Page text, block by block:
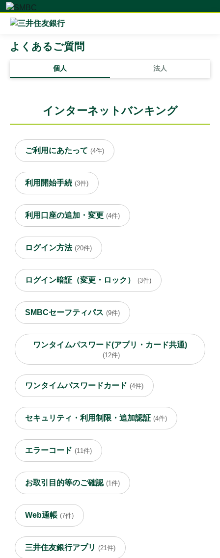
個人 法人
よくあるご質問
インターネットバンキング
ご利用にあたって (4件)
利用開始手続 (3件)
利用口座の追加・変更 (4件)
ログイン方法 (20件)
ログイン暗証（変更・ロック） (3件)
SMBCセーフティパス (9件)
ワンタイムパスワード(アプリ・カード共通)
(12件)
ワンタイムパスワードカード (4件)
セキュリティ・利用制限・追加認証 (4件)
エラーコード (11件)
お取引目的等のご確認 (1件)
Web通帳 (7件)
三井住友銀行アプリ (21件)